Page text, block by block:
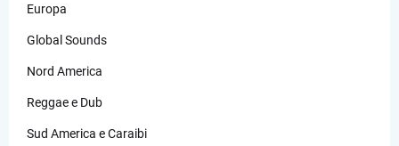
Europa
Global Sounds
Nord America
Reggae e Dub
Sud America e Caraibi